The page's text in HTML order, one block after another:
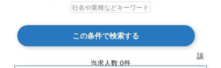
この条件で検索する
該
当求人数 0件